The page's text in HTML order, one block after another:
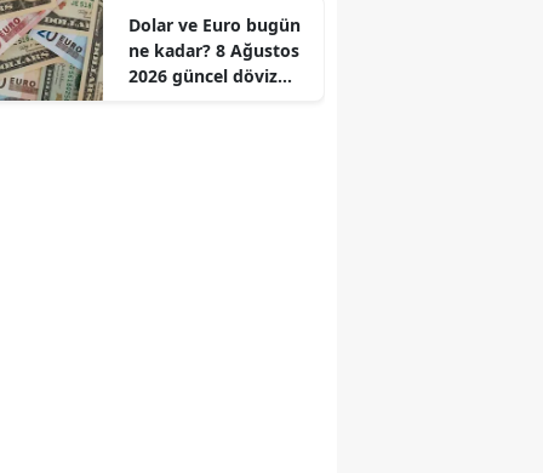
Erzincan
Dolar ve Euro bugün
ne kadar? 8 Ağustos
2026 güncel döviz